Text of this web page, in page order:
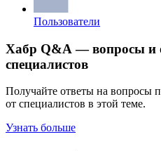
Пользователи
Хабр Q&A — вопросы и
специалистов
Получайте ответы на вопросы
от специалистов в этой теме.
Узнать больше